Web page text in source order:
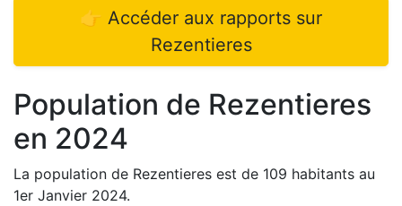
👉 Accéder aux rapports sur
Rezentieres
Population de Rezentieres
en 2024
La population de Rezentieres est de 109 habitants au
1er Janvier 2024.